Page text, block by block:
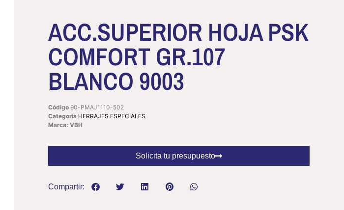
ACC.SUPERIOR HOJA PSK
COMFORT GR.107
BLANCO 9003
Código 90-PMAJ1110-502
Categoría HERRAJES ESPECIALES
Marca: VBH
Solicita tu presupuesto
Compartir: